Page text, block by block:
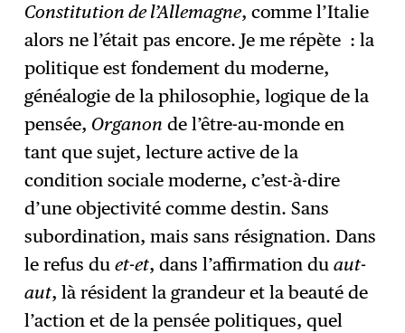
Constitution de l’Allemagne, comme l’Italie
alors ne l’était pas encore. Je me répète : la
politique est fondement du moderne,
généalogie de la philosophie, logique de la
pensée, Organon de l’être-au-monde en
tant que sujet, lecture active de la
condition sociale moderne, c’est-à-dire
d’une objectivité comme destin. Sans
subordination, mais sans résignation. Dans
le refus duet-et, dans l’affirmation duaut-
aut, là résident la grandeur et la beauté de
l’action et de la pensée politiques, quel